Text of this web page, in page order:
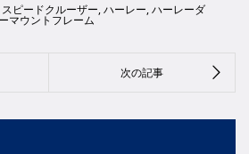
スピードクルーザー,ハーレー,ハーレーダ
マウントフレーム